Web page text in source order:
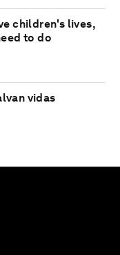
children's lives,
to do
vidas